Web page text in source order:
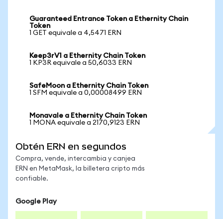
Guaranteed Entrance Token a Ethernity Chain
Token
1 GET equivale a 4,5471 ERN
Keep3rV1 a Ethernity Chain Token
1 KP3R equivale a 50,6033 ERN
SafeMoon a Ethernity Chain Token
1 SFM equivale a 0,00008499 ERN
Monavale a Ethernity Chain Token
1 MONA equivale a 2170,9123 ERN
Obtén ERN en segundos
Compra, vende, intercambia y canjea
ERN en MetaMask, la billetera cripto más
confiable.
Google Play